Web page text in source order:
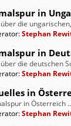
in
die
Stephan
in
die deutschen
Stephan
in
in Österreich
Stephan